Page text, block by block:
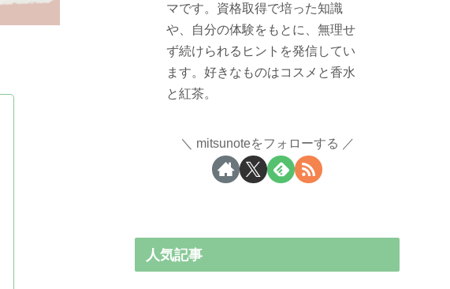
マです。資格取得で培った知識
や、自分の体験をもとに、無理せ
ず続けられるヒントを発信してい
ます。好きなものはコスメと香水
と紅茶。
mitsunoteをフォローする
人気記事